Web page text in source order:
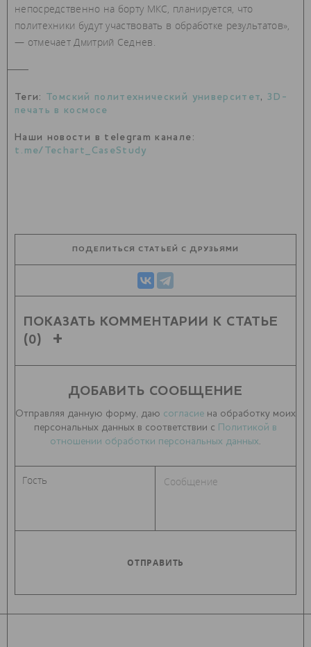
непосредственно на борту МКС, планируется, что
политехники будут участвовать в обработке результатов»,
— отмечает Дмитрий Седнев.
Теги: Томский политехнический университет,3D-
печать в космосе
Наши новости в telegram канале:
t.me/Techart_CaseStudy
ПОДЕЛИТЬСЯ СТАТЬЕЙ С ДРУЗЬЯМИ
ПОКАЗАТЬ КОММЕНТАРИИ К СТАТЬЕ
(0)
ДОБАВИТЬ СООБЩЕНИЕ
Отправляя данную форму, даю согласие на обработку моих
персональных данных в соответствии с
Политикой в
отношении обработки персональных данных.